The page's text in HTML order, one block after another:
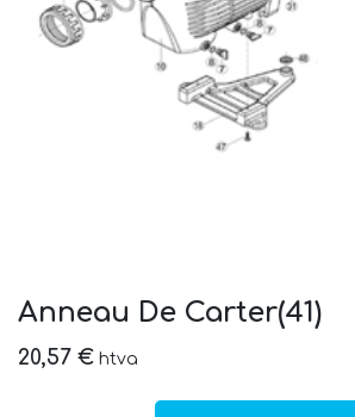
Anneau De Carter(41)
20,57 € htva